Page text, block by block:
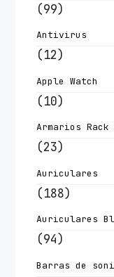
(99)
Antivirus
(12)
Apple Watch
(10)
Armarios
(23)
Auriculares
(188)
Auriculares
(94)
Barras de